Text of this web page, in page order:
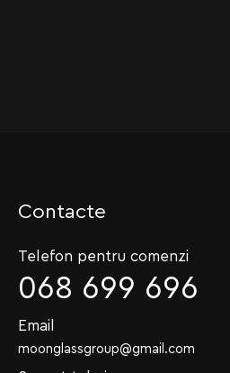
Contacte
Telefon pentru comenzi
068 699 696
Email
moonglassgroup@gmail.com